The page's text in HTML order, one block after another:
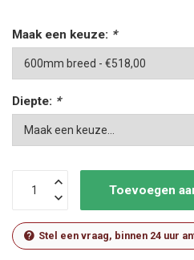
Maak een keuze: *
Diepte: *
Toevoegen
Stel een vraag, binnen 24 uur